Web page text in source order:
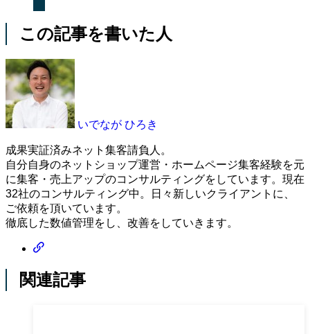
この記事を書いた人
いでなが ひろき
成果実証済みネット集客請負人。
自分自身のネットショップ運営・ホームページ集客経験を元
に集客・売上アップのコンサルティングをしています。現在
32社のコンサルティング中。日々新しいクライアントに、
ご依頼を頂いています。
徹底した数値管理をし、改善をしていきます。
関連記事